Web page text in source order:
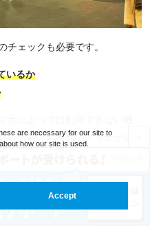
チェックも必要です。
いるか
しても、お持ちのスマホが対
。
are necessary for our site to
how our site is used.
Accept